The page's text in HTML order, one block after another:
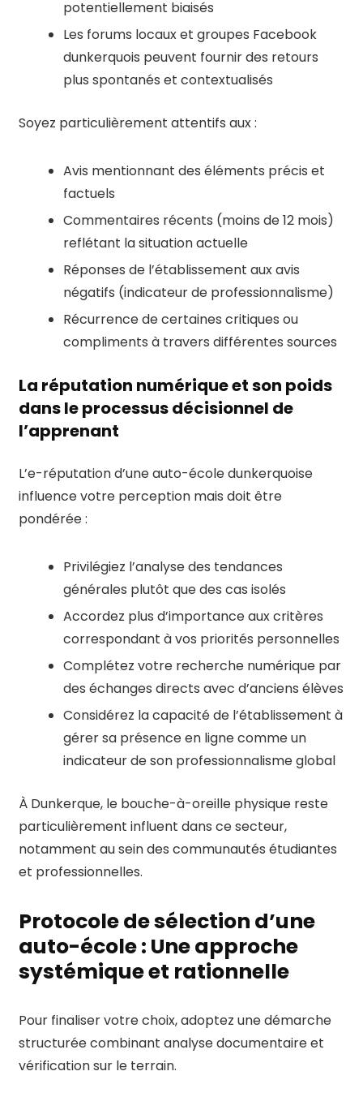
potentiellement biaisés
Les forums locaux et groupes Facebook
dunkerquois peuvent fournir des retours
plus spontanés et contextualisés
Soyez particulièrement attentifs aux :
Avis mentionnant des éléments précis et
factuels
Commentaires récents (moins de 12 mois)
reflétant la situation actuelle
Réponses de l’établissement aux avis
négatifs (indicateur de professionnalisme)
Récurrence de certaines critiques ou
compliments à travers différentes sources
La réputation numérique et son poids
dans le processus décisionnel de
l’apprenant
L’e-réputation d’une auto-école dunkerquoise
influence votre perception mais doit être
pondérée :
Privilégiez l’analyse des tendances
générales plutôt que des cas isolés
Accordez plus d’importance aux critères
correspondant à vos priorités personnelles
Complétez votre recherche numérique par
des échanges directs avec d’anciens élèves
Considérez la capacité de l’établissement à
gérer sa présence en ligne comme un
indicateur de son professionnalisme global
À Dunkerque, le bouche-à-oreille physique reste
particulièrement influent dans ce secteur,
notamment au sein des communautés étudiantes
et professionnelles.
Protocole de sélection d’une
auto-école : Une approche
systémique et rationnelle
Pour finaliser votre choix, adoptez une démarche
structurée combinant analyse documentaire et
vérification sur le terrain.